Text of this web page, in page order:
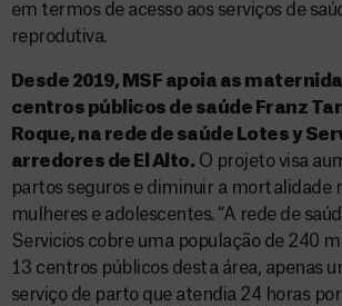
em termos de acesso aos serviços de
reprodutiva.
Desde 2019, MSF apoia as
centros públicos de saúde Franz
Roque, na rede de saúde Lotes y
arredores de El Alto. O projeto visa
partos seguros e diminuir a mortalidade
mulheres e adolescentes. “A rede de
Servicios cobre uma população de 240
13 centros públicos desta área, apenas
serviço de parto que atendia 24 horas